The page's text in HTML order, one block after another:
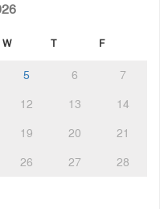
W T F
5 6
7
12 13
14
19 20
21
26 27
28